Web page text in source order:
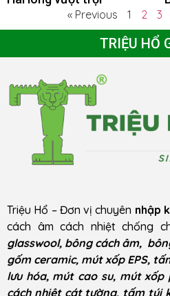
« Previous 1 2 3
TRIỆU HỔ
Triệu Hổ – Đơn vị chuyên nhập
cách âm cách nhiệt chống
glasswool, bông cách âm,
gốm ceramic, mút xốp EPS,
lưu hóa, mút cao su, mút
cách nhiệt cát tường, tấm túi